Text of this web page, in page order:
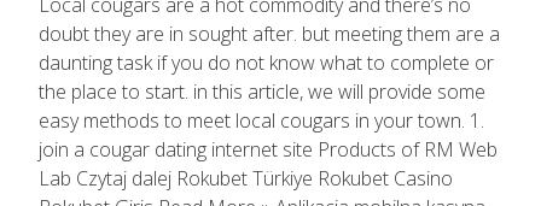
doubt they are in sought after. but meeting them are a
daunting task if you do not know what to complete or
the place to start. in this article, we will provide some
easy methods to meet local cougars in your town. 1.
join a cougar dating internet site Products of RM Web
Lab Czytaj dalej Rokubet Türkiye Rokubet Casino